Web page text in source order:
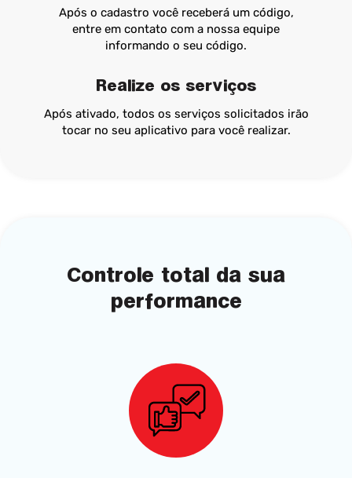
Após o cadastro você receberá um código,
entre em contato com a nossa equipe
informando o seu código.
Realize os serviços
Após ativado, todos os serviços solicitados irão
tocar no seu aplicativo para você realizar.
Controle total da sua
performance